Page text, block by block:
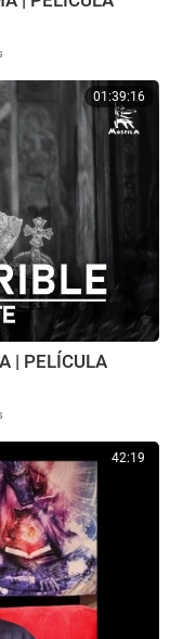
01:39:16
| PELÍCULA
42:19